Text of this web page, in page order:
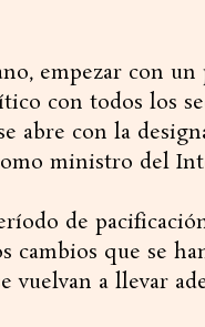
empezar con un
con todos los
abre con la
ministro del
de
cambios que se
vuelvan a llevar